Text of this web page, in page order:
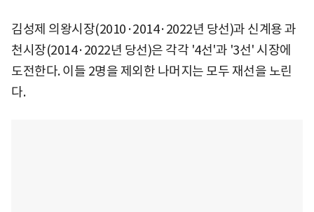
김성제 의왕시장(2010·2014·2022년 당선)과 신계용 과
천시장(2014·2022년 당선)은 각각 '4선'과 '3선' 시장에
도전한다. 이들 2명을 제외한 나머지는 모두 재선을 노린
다.